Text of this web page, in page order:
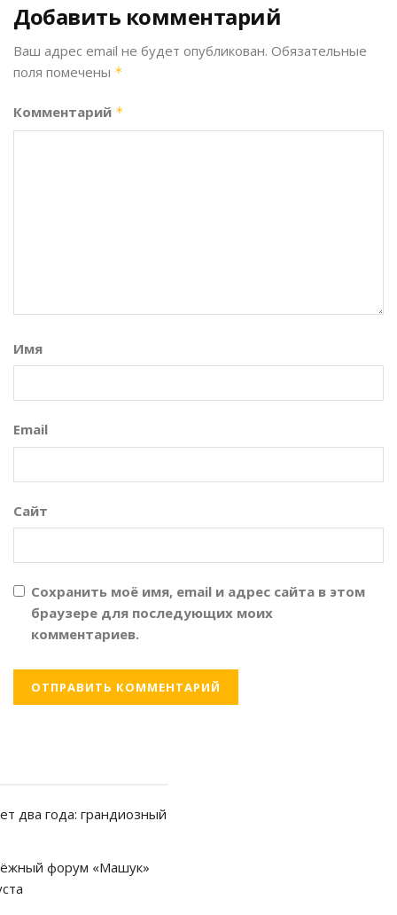
Добавить комментарий
Ваш адрес email не будет опубликован. Обязательные
поля помечены *
Комментарий *
Имя
Email
Сайт
Сохранить моё имя, email и адрес сайта в этом
браузере для последующих моих
комментариев.
два года: грандиозный
форум «Машук»